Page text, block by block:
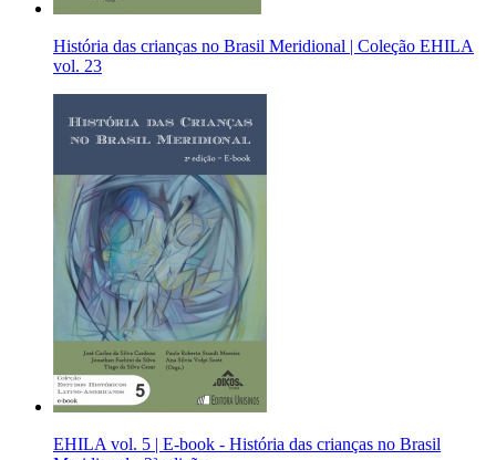
História das crianças no Brasil Meridional | Coleção EHILA
vol. 23
EHILA vol. 5 | E-book - História das crianças no Brasil